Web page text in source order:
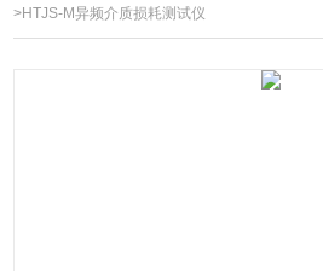
>HTJS-M异频介质损耗测试仪